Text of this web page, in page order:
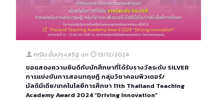
คณิน อั๋นประเสริฐ on
13/12/2024
ขอแสดงความยินดีกับนักศึกษาที่ได้รับรางวัลระดับ SILVER
การแข่งขันการสอนทฤษฎี กลุ่มวิชาคอมพิวเตอร์/
มัลติมีเดีย/เทคโนโลยีการศึกษา 11th Thailand Teaching
Academy Award 2024 “Driving Innovation”